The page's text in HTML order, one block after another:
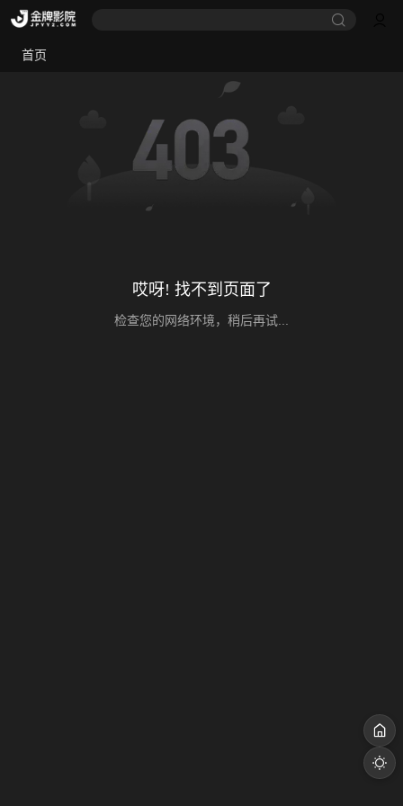
首页
哎呀! 找不到页面了
检查您的网络环境，稍后再试...